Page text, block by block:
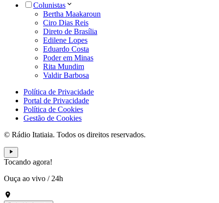
Colunistas
Bertha Maakaroun
Ciro Dias Reis
Direto de Brasília
Edilene Lopes
Eduardo Costa
Poder em Minas
Rita Mundim
Valdir Barbosa
Política de Privacidade
Portal de Privacidade
Política de Cookies
Gestão de Cookies
© Rádio Itatiaia. Todos os direitos reservados.
Tocando agora!
Ouça ao vivo / 24h